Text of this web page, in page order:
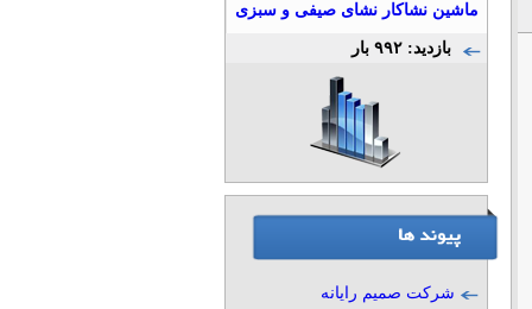
ماشین نشاکار نشای صیفی و سبزی
بازدید: ۹۹۲ بار
شرکت صمیم رایانه